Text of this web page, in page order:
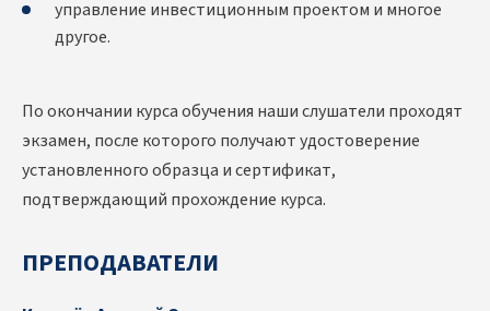
управление инвестиционным проектом и многое
другое.
По окончании курса обучения наши слушатели проходят
экзамен, после которого получают удостоверение
установленного образца и сертификат,
подтверждающий прохождение курса.
ПРЕПОДАВАТЕЛИ